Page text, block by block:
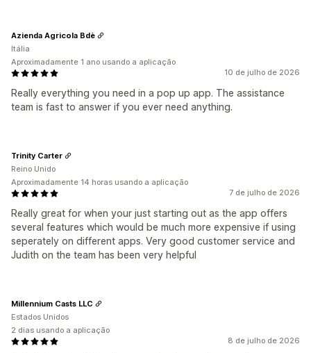
10 de julho de 2026
Really everything you need in a pop up app. The assistance
team is fast to answer if you ever need anything.
Azienda Agricola Bdè
Itália
Aproximadamente 1 ano usando a aplicação
7 de julho de 2026
Really great for when your just starting out as the app offers
several features which would be much more expensive if using
seperately on different apps. Very good customer service and
Judith on the team has been very helpful
Trinity Carter
Reino Unido
Aproximadamente 14 horas usando a aplicação
8 de julho de 2026
Millennium Casts LLC
Estados Unidos
2 dias usando a aplicação